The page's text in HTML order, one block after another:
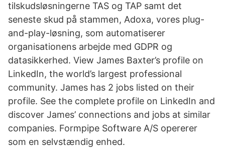
tilskudsløsningerne TAS og TAP samt det
seneste skud på stammen, Adoxa, vores plug-
and-play-løsning, som automatiserer
organisationens arbejde med GDPR og
datasikkerhed. View James Baxter’s profile on
LinkedIn, the world’s largest professional
community. James has 2 jobs listed on their
profile. See the complete profile on LinkedIn and
discover James’ connections and jobs at similar
companies. Formpipe Software A/S opererer
som en selvstændig enhed.